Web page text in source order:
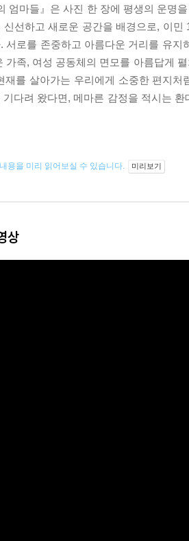
엄마들』은 사진 한 장에 평생의 운명
신선하고 새로운 공간을 배경으로, 이
서로를 존중하고 아름다운 거리를 유
가족, 여성 공동체의 면모를 아름답게
재를 살아가는 우리에게 소중한 편지
기다려 왔다면, 메마른 감정을 적시는
용을 미리 읽어보실 수 있습니다. 미리보기
상